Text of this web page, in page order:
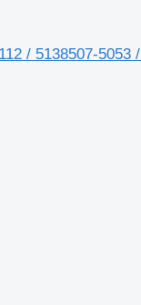
/ 5138507-